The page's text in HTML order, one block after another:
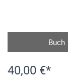
Buch
40,00 €*